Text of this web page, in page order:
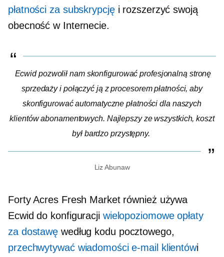
płatności za subskrypcjęi rozszerzyć swoją
obecność w Internecie.
Ecwid pozwolił nam skonfigurować profesjonalną stronę
sprzedaży i połączyć ją z procesorem płatności, aby
skonfigurować automatyczne płatności dla naszych
klientów abonamentowych. Najlepszy ze wszystkich, koszt
był bardzo przystępny.
Liz Abunaw
Forty Acres Fresh Market również używa
Ecwid do konfiguracji wielopoziomowe opłaty
za dostawę według kodu pocztowego,
przechwytywać wiadomości e-mail klientówi